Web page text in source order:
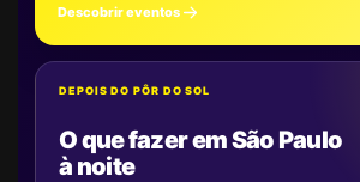
Descobrir eventos
DEPOIS DO PÔR DO SOL
O que fazer em São Paulo
à noite